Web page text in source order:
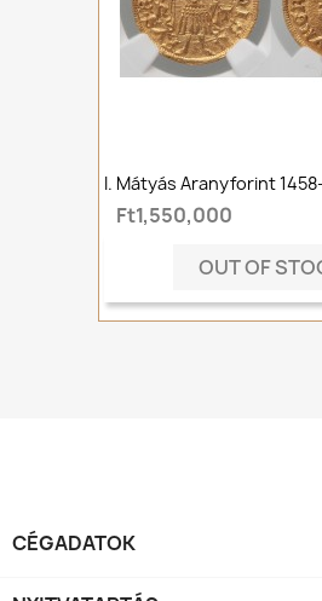
I. Mátyás Aranyforint
Ft1,550,000
OUT OF
CÉGADATOK